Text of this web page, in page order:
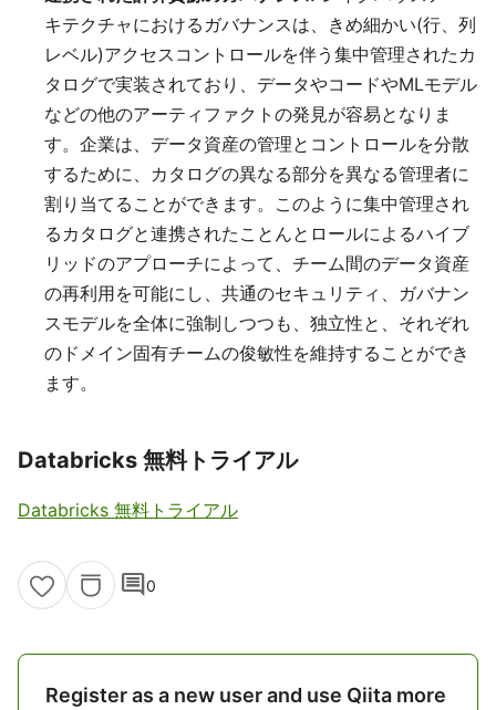
キテクチャにおけるガバナンスは、きめ細かい(行、列
レベル)アクセスコントロールを伴う集中管理されたカ
タログで実装されており、データやコードやMLモデル
などの他のアーティファクトの発見が容易となりま
す。企業は、データ資産の管理とコントロールを分散
するために、カタログの異なる部分を異なる管理者に
割り当てることができます。このように集中管理され
るカタログと連携されたことんとロールによるハイブ
リッドのアプローチによって、チーム間のデータ資産
の再利用を可能にし、共通のセキュリティ、ガバナン
スモデルを全体に強制しつつも、独立性と、それぞれ
のドメイン固有チームの俊敏性を維持することができ
ます。
Databricks 無料トライアル
Databricks 無料トライアル
comment0
Register as a new user and use Qiita more